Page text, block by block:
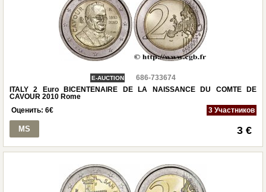
E-AUCTION
686-733674
ITALY 2 Euro BICENTENAIRE DE LA NAISSANCE DU COMTE DE
CAVOUR 2010 Rome
Оценить: 6€ 3 Участников
MS 3 €